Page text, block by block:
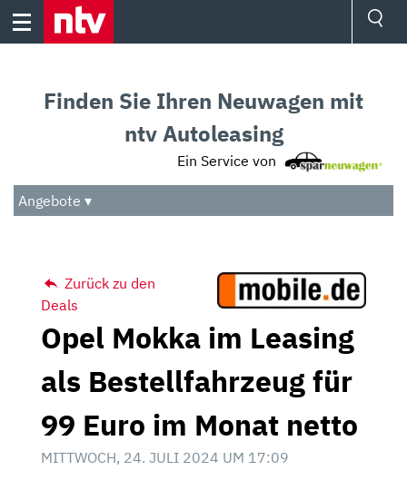
Skip
Audio
Das Beste
Finden Sie Ihren Neuwagen mit
ntv Autoleasing
Ein Service von
Angebote ▾
Zurück zu den
Deals
Opel Mokka im Leasing
als Bestellfahrzeug für
99 Euro im Monat netto
MITTWOCH, 24. JULI 2024 UM 17:09